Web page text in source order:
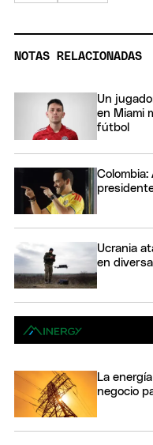
NOTAS RELACIONADAS
Un
en Miami
fútbol
Colombia:
Ucrania
en
La
negocio